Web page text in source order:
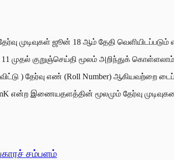
முடிவுகள் ஜூன் 18 ஆம் தேதி வெளியிடப்படும்
குறுஞ்செய்தி மூலம் அறிந்துக்
) தேர்வு எண் (Roll Number) ஆகியவற்றை டைப்
என்ற இணையதளத்தின் மூலமும் தேர்வு
சம்பளம்